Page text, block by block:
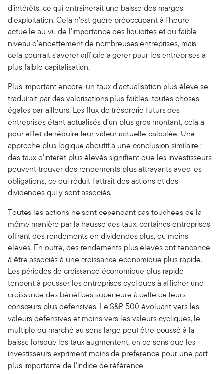
d’intérêts, ce qui entraînerait une baisse des marges
d'exploitation. Cela n’est guère préoccupant à l’heure
actuelle au vu de l'importance des liquidités et du faible
niveau d'endettement de nombreuses entreprises, mais
cela pourrait s'avérer difficile à gérer pour les entreprises à
plus faible capitalisation.
Plus important encore, un taux d'actualisation plus élevé se
traduirait par des valorisations plus faibles, toutes choses
égales par ailleurs. Les flux de trésorerie futurs des
entreprises étant actualisés d’un plus gros montant, cela a
pour effet de réduire leur valeur actuelle calculée. Une
approche plus logique aboutit à une conclusion similaire :
des taux d'intérêt plus élevés signifient que les investisseurs
peuvent trouver des rendements plus attrayants avec les
obligations, ce qui réduit l'attrait des actions et des
dividendes qui y sont associés.
Toutes les actions ne sont cependant pas touchées de la
même manière par la hausse des taux, certaines entreprises
offrant des rendements en dividendes plus, ou moins
élevés. En outre, des rendements plus élevés ont tendance
à être associés à une croissance économique plus rapide.
Les périodes de croissance économique plus rapide
tendent à pousser les entreprises cycliques à afficher une
croissance des bénéfices supérieure à celle de leurs
consœurs plus défensives. Le S&P 500 évoluant vers les
valeurs défensives et moins vers les valeurs cycliques, le
multiple du marché au sens large peut être poussé à la
baisse lorsque les taux augmentent, en ce sens que les
investisseurs expriment moins de préférence pour une part
plus importante de l'indice de référence.